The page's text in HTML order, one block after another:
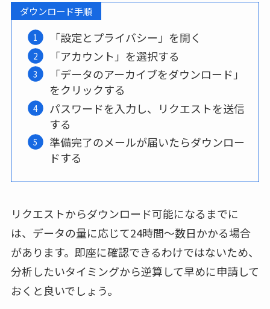
ダウンロード手順
「設定とプライバシー」を開く
「アカウント」を選択する
「データのアーカイブをダウンロード」
をクリックする
パスワードを入力し、リクエストを送信
する
準備完了のメールが届いたらダウンロー
ドする
リクエストからダウンロード可能になるまでに
は、データの量に応じて24時間〜数日かかる場合
があります。即座に確認できるわけではないため、
分析したいタイミングから逆算して早めに申請して
おくと良いでしょう。